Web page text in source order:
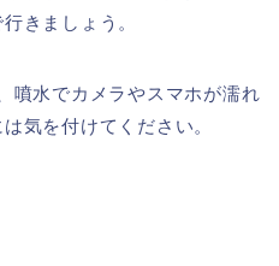
きましょう。
噴水でカメラやスマホが濡れ
気を付けてください。